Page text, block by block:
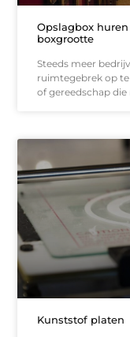
Opslagbox
boxgrootte
Steeds meer
ruimtegebrek op te
of gereedschap
Kunststof platen